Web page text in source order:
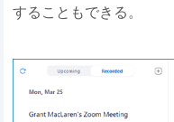
することもできる。